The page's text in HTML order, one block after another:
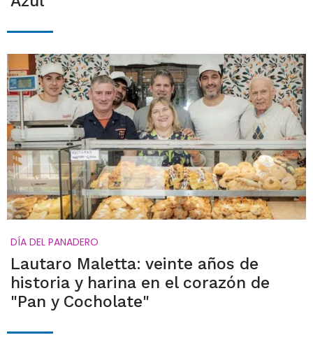
DÍA DEL PANADERO
Lautaro Maletta: veinte años de
historia y harina en el corazón de
"Pan y Cocholate"